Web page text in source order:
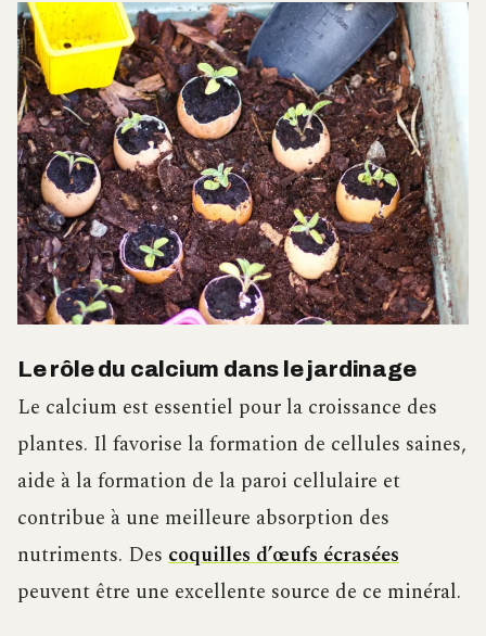
Le rôle du calcium dans le jardinage
Le calcium est essentiel pour la croissance des
plantes. Il favorise la formation de cellules saines,
aide à la formation de la paroi cellulaire et
contribue à une meilleure absorption des
nutriments. Des coquilles d’œufs écrasées
peuvent être une excellente source de ce minéral.